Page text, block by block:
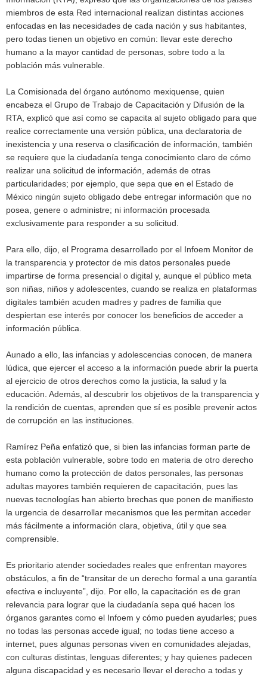
miembros de esta Red internacional realizan distintas acciones
enfocadas en las necesidades de cada nación y sus habitantes,
pero todas tienen un objetivo en común: llevar este derecho
humano a la mayor cantidad de personas, sobre todo a la
población más vulnerable.
La Comisionada del órgano autónomo mexiquense, quien
encabeza el Grupo de Trabajo de Capacitación y Difusión de la
RTA, explicó que así como se capacita al sujeto obligado para que
realice correctamente una versión pública, una declaratoria de
inexistencia y una reserva o clasificación de información, también
se requiere que la ciudadanía tenga conocimiento claro de cómo
realizar una solicitud de información, además de otras
particularidades; por ejemplo, que sepa que en el Estado de
México ningún sujeto obligado debe entregar información que no
posea, genere o administre; ni información procesada
exclusivamente para responder a su solicitud.
Para ello, dijo, el Programa desarrollado por el Infoem Monitor de
la transparencia y protector de mis datos personales puede
impartirse de forma presencial o digital y, aunque el público meta
son niñas, niños y adolescentes, cuando se realiza en plataformas
digitales también acuden madres y padres de familia que
despiertan ese interés por conocer los beneficios de acceder a
información pública.
Aunado a ello, las infancias y adolescencias conocen, de manera
lúdica, que ejercer el acceso a la información puede abrir la puerta
al ejercicio de otros derechos como la justicia, la salud y la
educación. Además, al descubrir los objetivos de la transparencia y
la rendición de cuentas, aprenden que sí es posible prevenir actos
de corrupción en las instituciones.
Ramírez Peña enfatizó que, si bien las infancias forman parte de
esta población vulnerable, sobre todo en materia de otro derecho
humano como la protección de datos personales, las personas
adultas mayores también requieren de capacitación, pues las
nuevas tecnologías han abierto brechas que ponen de manifiesto
la urgencia de desarrollar mecanismos que les permitan acceder
más fácilmente a información clara, objetiva, útil y que sea
comprensible.
Es prioritario atender sociedades reales que enfrentan mayores
obstáculos, a fin de “transitar de un derecho formal a una garantía
efectiva e incluyente”, dijo. Por ello, la capacitación es de gran
relevancia para lograr que la ciudadanía sepa qué hacen los
órganos garantes como el Infoem y cómo pueden ayudarles; pues
no todas las personas accede igual; no todas tiene acceso a
internet, pues algunas personas viven en comunidades alejadas,
con culturas distintas, lenguas diferentes; y hay quienes padecen
alguna discapacidad y es necesario llevar el derecho a todas y